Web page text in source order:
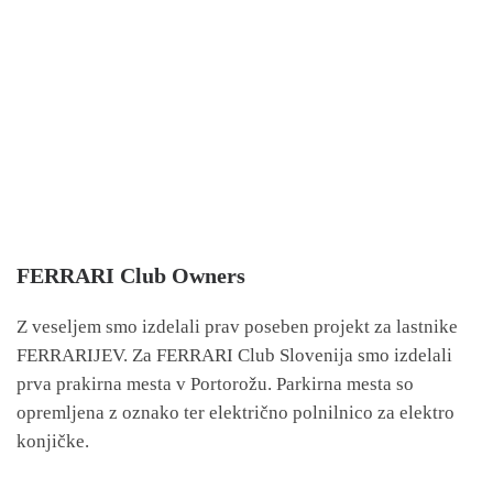
FERRARI Club Owners
Z veseljem smo izdelali prav poseben projekt za lastnike
FERRARIJEV. Za FERRARI Club Slovenija smo izdelali
prva prakirna mesta v Portorožu. Parkirna mesta so
opremljena z oznako ter električno polnilnico za elektro
konjičke.